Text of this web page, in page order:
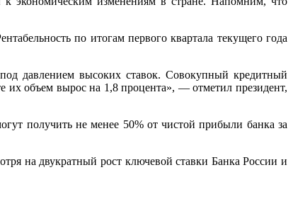
по итогам первого квартала текущего года
давлением высоких ставок. Совокупный кредитный
их объем вырос на 1,8 процента», — отметил президент,
получить не менее 50% от чистой прибыли банка за
на двукратный рост ключевой ставки Банка России и